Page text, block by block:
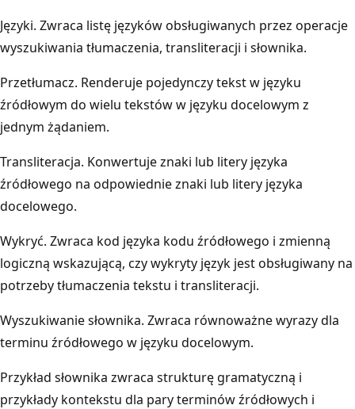
Języki. Zwraca listę języków obsługiwanych przez operacje
wyszukiwania tłumaczenia, transliteracji i słownika.
Przetłumacz. Renderuje pojedynczy tekst w języku
źródłowym do wielu tekstów w języku docelowym z
jednym żądaniem.
Transliteracja. Konwertuje znaki lub litery języka
źródłowego na odpowiednie znaki lub litery języka
docelowego.
Wykryć. Zwraca kod języka kodu źródłowego i zmienną
logiczną wskazującą, czy wykryty język jest obsługiwany na
potrzeby tłumaczenia tekstu i transliteracji.
Wyszukiwanie słownika. Zwraca równoważne wyrazy dla
terminu źródłowego w języku docelowym.
Przykład słownika zwraca strukturę gramatyczną i
przykłady kontekstu dla pary terminów źródłowych i